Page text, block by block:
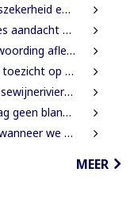
waarborgen
erfgoed
afleggen
op
gehaald
cheque zijn
de mantel der liefde”
MEER